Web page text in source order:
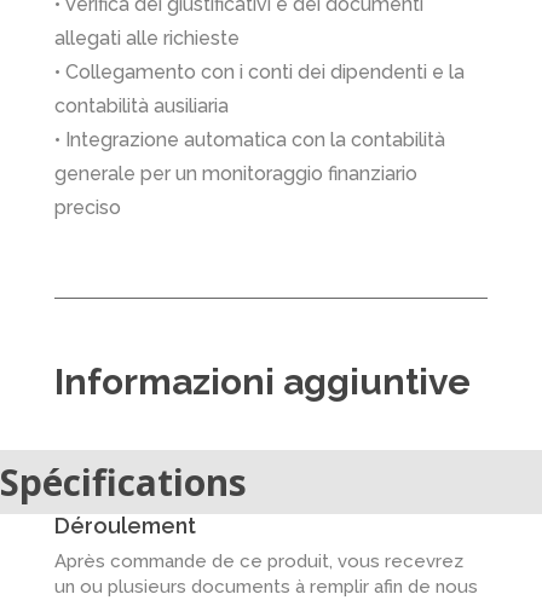
allegati alle richieste
• Collegamento con i conti dei dipendenti e la
contabilità ausiliaria
• Integrazione automatica con la contabilità
generale per un monitoraggio finanziario
preciso
Informazioni aggiuntive
Spécifications
Déroulement
Après commande de ce produit, vous recevrez
un ou plusieurs documents à remplir afin de nous